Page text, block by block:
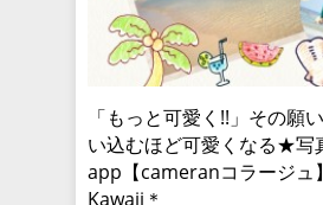
「もっと可愛く!!」その願
い込むほど可愛くなる★写
app【cameranコラージュ
Kawaii＊